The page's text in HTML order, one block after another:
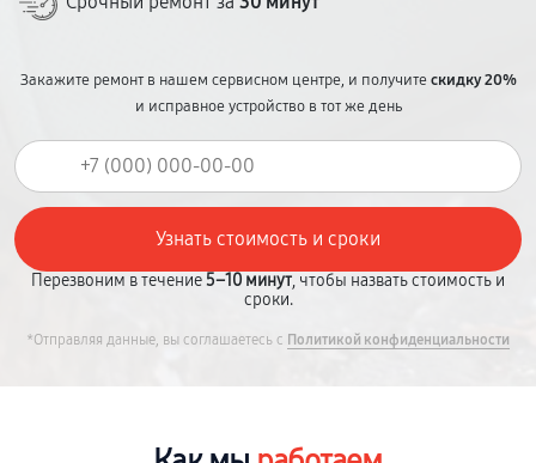
Закажите ремонт в нашем сервисном центре, и получитескидку 20%
и исправное устройство в тот же день
Перезвоним в течение5–10 минут, чтобы назвать стоимость и
сроки.
*Отправляя данные, вы соглашаетесь с Политикой конфиденциальности